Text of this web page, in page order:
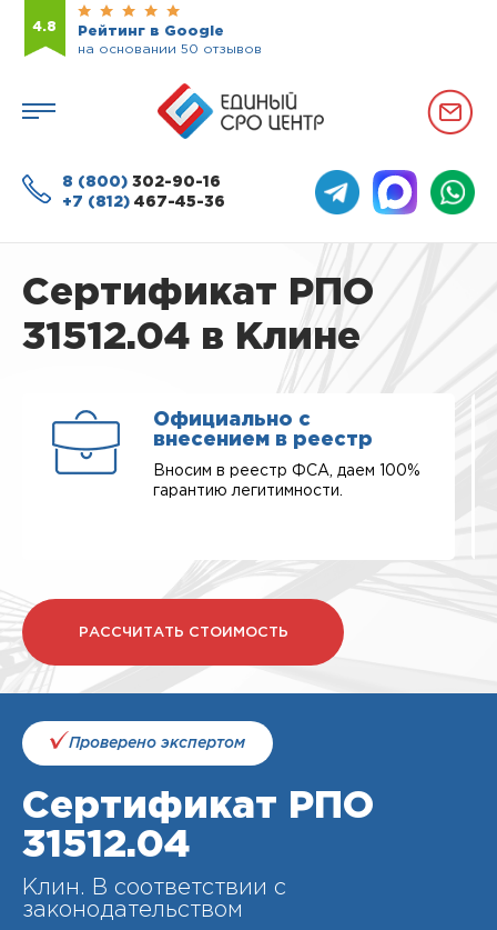
4.8
Рейтинг в Google
на основании 50 отзывов
8 (800) 302-90-16
+7 (812) 467-45-36
Сертификат РПО
31512.04 в Клине
Официально с
внесением в реестр
Вносим в реестр ФСА, даем 100%
гарантию легитимности.
РАССЧИТАТЬ СТОИМОСТЬ
Проверено экспертом
Сертификат РПО
31512.04
Клин. В соответствии с
законодательством